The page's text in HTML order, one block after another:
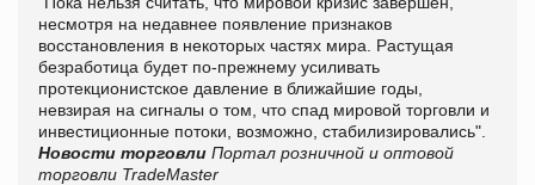
несмотря на недавнее появление признаков
восстановления в некоторых частях мира. Растущая
безработица будет по-прежнему усиливать
протекционистское давление в ближайшие годы,
невзирая на сигналы о том, что спад мировой торговли и
инвестиционные потоки, возможно, стабилизировались".
Новости торговли Портал розничной и оптовой
торговли TradeMaster